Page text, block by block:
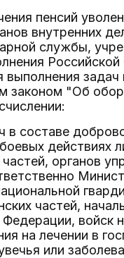
пенсий
внутренних
службы,
законом "Об
в составе
органов
частей,
войск
на лечении в
или